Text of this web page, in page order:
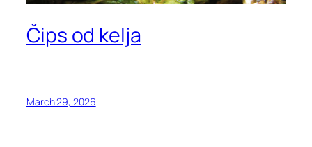
Čips od kelja
March 29, 2026